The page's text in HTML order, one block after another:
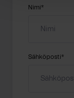
Nimi*
Sähköposti*